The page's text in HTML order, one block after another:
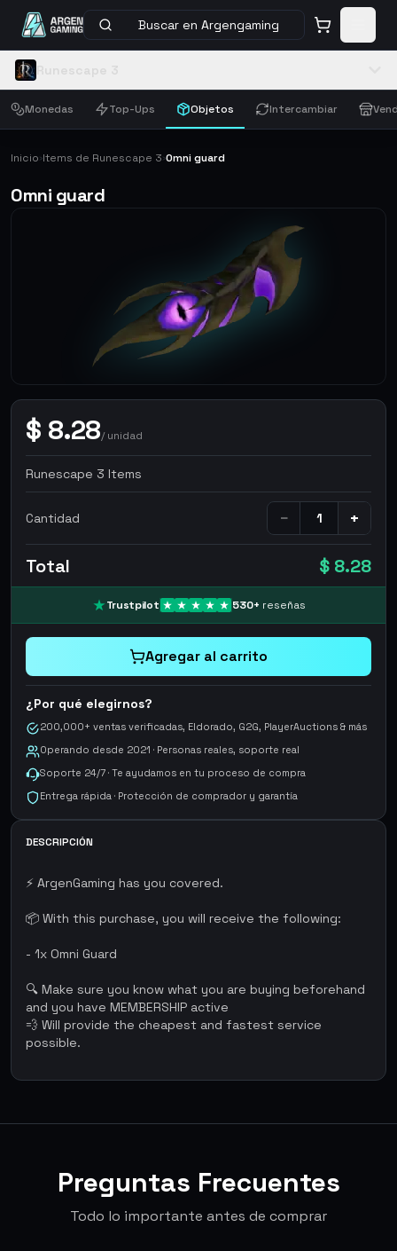
Buscar en Argengaming
Monedas Top-Ups Objetos Intercambiar
Inicio›Items de Runescape 3›Omni guard
Omni guard
$ 8.28/unidad
Runescape 3 Items
Cantidad − +
Total $ 8.28
Trustpilot 530+ reseñas
Agregar al carrito
¿Por qué elegirnos?
200,000+ ventas verificadas, Eldorado, G2G, PlayerAuctions & más
Operando desde 2021 · Personas reales, soporte real
Soporte 24/7 · Te ayudamos en tu proceso de compra
Entrega rápida · Protección de comprador y garantía
DESCRIPCIÓN
⚡ ArgenGaming has you covered.
📦 With this purchase, you will receive the following:
- 1x Omni Guard
🔍 Make sure you know what you are buying beforehand
and you have MEMBERSHIP active
💨 Will provide the cheapest and fastest service
possible.
Preguntas Frecuentes
Todo lo importante antes de comprar